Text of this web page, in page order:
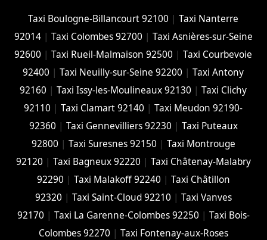
Taxi Boulogne-Billancourt 92100 |Taxi Nanterre
92014| Taxi Colombes 92700 | Taxi Asnières-sur-Seine
92600 |Taxi Rueil-Malmaison 92500 |Taxi Courbevoie
92400 |Taxi Neuilly-sur-Seine 92200 |Taxi Antony
92160 |Taxi Issy-les-Moulineaux 92130 |Taxi Clichy
92110 |Taxi Clamart 92140 |Taxi Meudon 92190-
92360 | Taxi Gennevilliers 92230 | Taxi Puteaux
92800 | Taxi Suresnes 92150 | Taxi Montrouge
92120 | Taxi Bagneux 92220 | Taxi Châtenay-Malabry
92290 | Taxi Malakoff 92240 | Taxi Châtillon
92320 | Taxi Saint-Cloud 92210 | Taxi Vanves
92170 | Taxi La Garenne-Colombes 92250 | Taxi Bois-
Colombes 92270 | Taxi Fontenay-aux-Roses